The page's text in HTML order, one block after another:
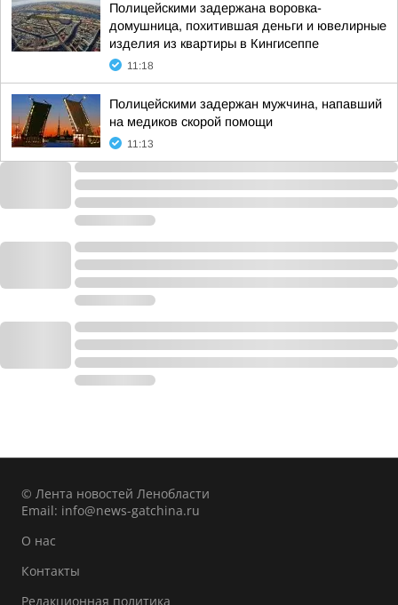
Полицейскими задержана воровка-
домушница, похитившая деньги и ювелирные
изделия из квартиры в Кингисеппе
11:18
Полицейскими задержан мужчина, напавший
на медиков скорой помощи
11:13
© Лента новостей Ленобласти
Email: info@news-gatchina.ru
О нас
Контакты
Редакционная политика